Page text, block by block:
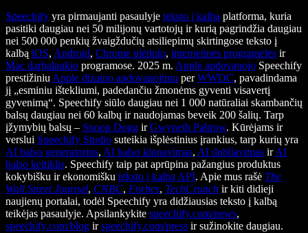
Speechify yra pirmaujanti pasaulyje teksto į kalbą platforma, kuria
pasitiki daugiau nei 50 milijonų vartotojų ir kurią pagrindžia daugiau
nei 500 000 penkių žvaigždučių atsiliepimų skirtingose teksto į
kalbą iOS, Android, Chrome plėtinio, internetinės programėlės ir
Mac darbalaukio programose. 2025 m. Apple apdovanojo Speechify
prestižiniu Apple dizaino apdovanojimu perWWDC, pavadindama
jį „esminiu ištekliumi, padedančiu žmonėms gyventi visavertį
gyvenimą“. Speechify siūlo daugiau nei 1 000 natūraliai skambančių
balsų daugiau nei 60 kalbų ir naudojamas beveik 200 šalių. Tarp
įžymybių balsų – Snoop Dogg irGwyneth Paltrow. Kūrėjams ir
verslui Speechify Studio suteikia išplėstinius įrankius, tarp kurių yra
AI balso generatorius, AI balso klonavimas, AI dubliavimas irAI
balso keitiklis. Speechify taip pat aprūpina pažangius produktus
kokybišku ir ekonomišku teksto į kalbą API. Apie mus rašė The
Wall Street Journal, CNBC, Forbes, TechCrunch ir kiti didieji
naujienų portalai, todėl Speechify yra didžiausias teksto į kalbą
teikėjas pasaulyje. Apsilankykite speechify.com/news,
speechify.com/blog irspeechify.com/press ir sužinokite daugiau.